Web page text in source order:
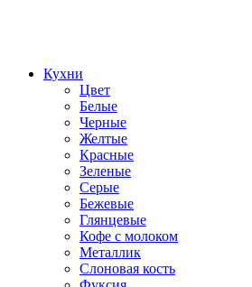
Кухни
Цвет
Белые
Черные
Желтые
Красные
Зеленые
Серые
Бежевые
Глянцевые
Кофе с молоком
Металлик
Слоновая кость